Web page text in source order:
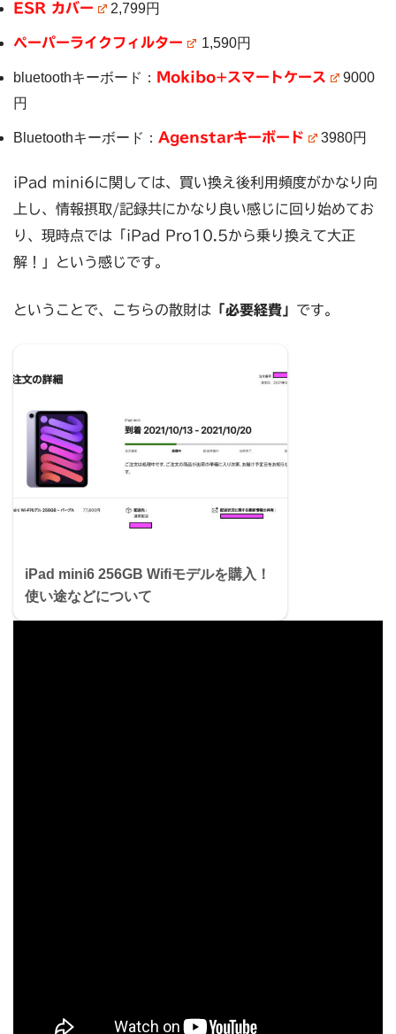
ESR カバー 2,799円
ペーパーライクフィルター 1,590円
bluetoothキーボード： Mokibo+スマートケース
9000
円
Bluetoothキーボード： Agenstarキーボード 3980円
iPad mini6に関しては、買い換え後利用頻度がかなり向
上し、情報摂取/記録共にかなり良い感じに回り始めてお
り、現時点では「iPad Pro10.5から乗り換えて大正
解！」という感じです。
ということで、こちらの散財は 「必要経費」 です。
iPad mini6 256GB Wifiモデルを購入！
使い途などについて